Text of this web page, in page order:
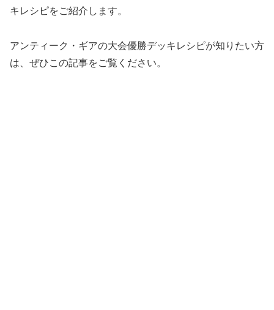
キレシピをご紹介します。
アンティーク・ギアの大会優勝デッキレシピが知りたい方
は、ぜひこの記事をご覧ください。